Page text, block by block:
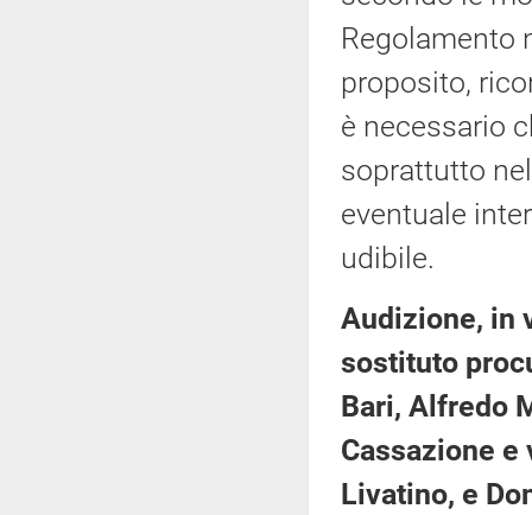
Regolamento
proposito,
è necessario
soprattutto
eventuale
udibile.
Audizione, in
sostituto
Bari, Alfredo
Cassazione
Livatino, e